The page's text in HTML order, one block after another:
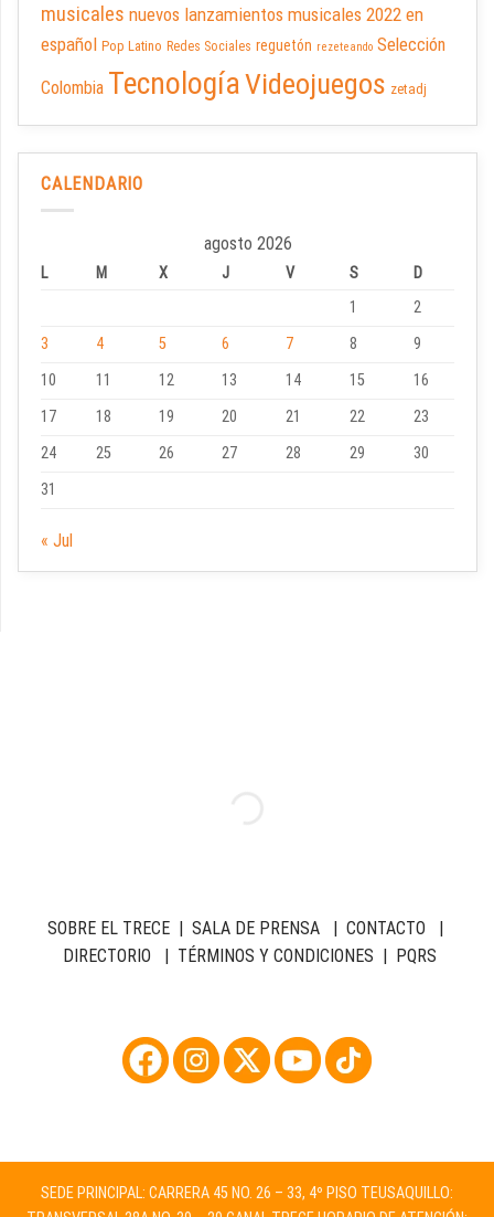
musicales nuevos lanzamientos musicales 2022 en
español Pop Latino Redes Sociales reguetón rezeteando Selección
Colombia TecnologíaVideojuegos zetadj
CALENDARIO
agosto 2026
L M X J V S
D
1
2
3
4 5 6 7 8
9
10
11 12 13 14 15
16
17
18 19 20 21 22
23
24
25 26 27 28 29
30
31
« Jul
SOBRE EL TRECE| SALA DE PRENSA| CONTACTO |
DIRECTORIO | TÉRMINOS Y CONDICIONES | PQRS
SEDE PRINCIPAL: CARRERA 45 NO. 26 – 33, 4º PISO TEUSAQUILLO: